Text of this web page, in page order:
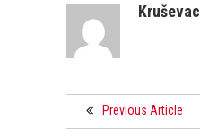
Previous Article